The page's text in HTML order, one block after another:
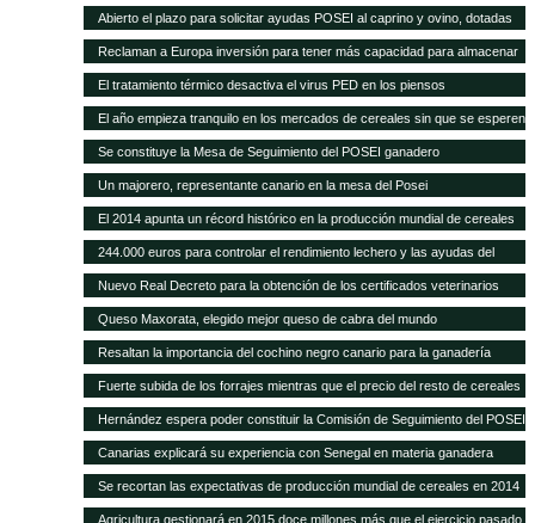
2015
Abierto el plazo para solicitar ayudas POSEI al caprino y ovino, dotadas
con seis millones de euros
Reclaman a Europa inversión para tener más capacidad para almacenar
cereal y oleaginosas
El tratamiento térmico desactiva el virus PED en los piensos
El año empieza tranquilo en los mercados de cereales sin que se esperen
cambios en meses
Se constituye la Mesa de Seguimiento del POSEI ganadero
Un majorero, representante canario en la mesa del Posei
El 2014 apunta un récord histórico en la producción mundial de cereales
244.000 euros para controlar el rendimiento lechero y las ayudas del
POSEI
Nuevo Real Decreto para la obtención de los certificados veterinarios
para comercio exterior
Queso Maxorata, elegido mejor queso de cabra del mundo
Resaltan la importancia del cochino negro canario para la ganadería
isleña
Fuerte subida de los forrajes mientras que el precio del resto de cereales
se mantiene fijo
Hernández espera poder constituir la Comisión de Seguimiento del POSEI
ganadero antes de finales de año
Canarias explicará su experiencia con Senegal en materia ganadera
Se recortan las expectativas de producción mundial de cereales en 2014
a pesar de las cosechas récord de maíz y trigo
Agricultura gestionará en 2015 doce millones más que el ejercicio pasado